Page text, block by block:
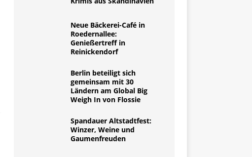
Neue Bäckerei-Café in
Roedernallee:
Genießertreff in
Reinickendorf
Berlin beteiligt sich
gemeinsam mit 30
Ländern am Global Big
Weigh In von Flossie
Spandauer Altstadtfest:
Winzer, Weine und
Gaumenfreuden